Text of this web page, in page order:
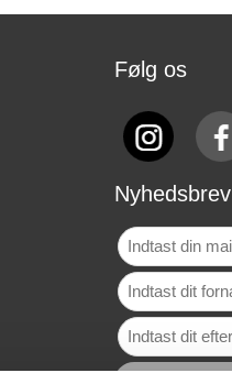
Følg os
Nyhedsbrev